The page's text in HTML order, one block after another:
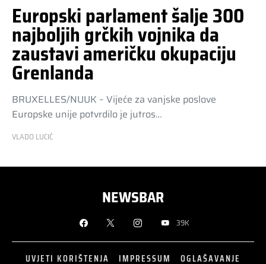
Europski parlament šalje 300
najboljih grčkih vojnika da
zaustavi američku okupaciju
Grenlanda
BRUXELLES/NUUK – Vijeće za vanjske poslove
Europske unije potvrdilo je jutros…
VLADO LUCIĆ
NEWSBAR
39K
UVJETI KORIŠTENJA IMPRESSUM OGLAŠAVANJE